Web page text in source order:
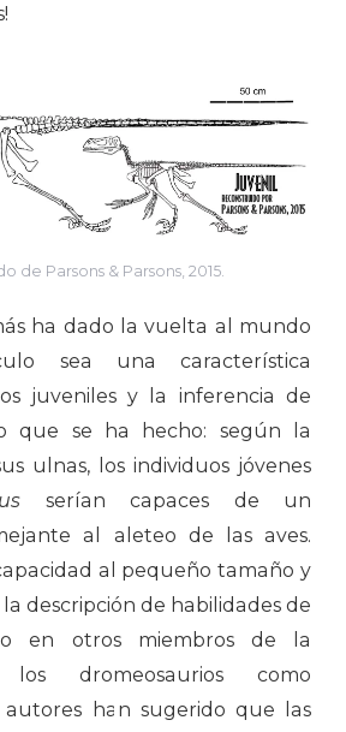
de Parsons & Parsons, 2015.
ha dado la vuelta al mundo
sea una característica
juveniles y la inferencia de
que se ha hecho: según la
ulnas, los individuos jóvenes
serían capaces de un
al aleteo de las aves.
al pequeño tamaño y
la descripción de habilidades de
en otros miembros de la
dromeosaurios como
autores han sugerido que las